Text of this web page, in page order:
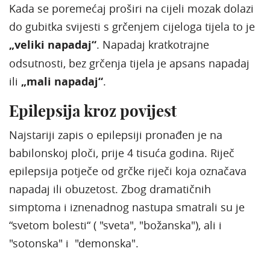
Kada se poremećaj proširi na cijeli mozak dolazi
do gubitka svijesti s grčenjem cijeloga tijela to je
„veliki napadaj“. Napadaj kratkotrajne
odsutnosti, bez grčenja tijela je apsans napadaj
ili „mali napadaj“.
Epilepsija kroz povijest
Najstariji zapis o epilepsiji pronađen je na
babilonskoj ploči, prije 4 tisuća godina. Riječ
epilepsija potječe od grčke riječi koja označava
napadaj ili obuzetost. Zbog dramatičnih
simptoma i iznenadnog nastupa smatrali su je
“svetom bolesti“ ( "sveta", "božanska"), ali i
"sotonska" i "demonska".